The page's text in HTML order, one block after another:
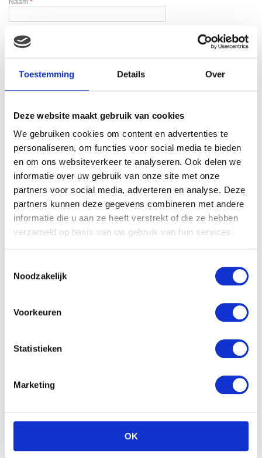
Toestemming Details Over
Deze website maakt gebruik van cookies
We gebruiken cookies om content en advertenties te
personaliseren, om functies voor social media te bieden
en om ons websiteverkeer te analyseren. Ook delen we
informatie over uw gebruik van onze site met onze
partners voor social media, adverteren en analyse. Deze
partners kunnen deze gegevens combineren met andere
informatie die u aan ze heeft verstrekt of die ze hebben
verzameld op basis van uw gebruik van hun services.
Noodzakelijk
Voorkeuren
Statistieken
Marketing
OK
Naam *
E-mail
Gerelateerde producten
top 10 populaire smaken
worteltjes met aardappel